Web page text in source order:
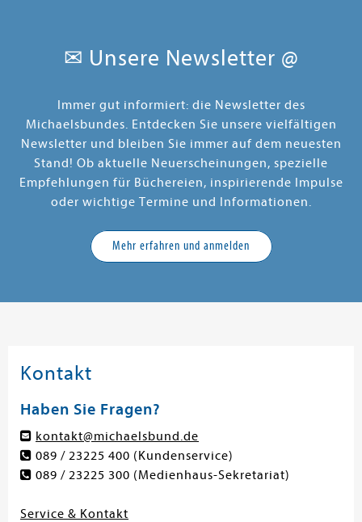
Mädchen und alle Geschlechter!
- mit 20 Bänden abgeschlossen
- Anime-Stream bei Wakanim und
Animax Plus
- Anime-DVD/Blu-ray von
Peppermint Anime
- Kinofilm ab Dezember 2020 in
Japan
- Live-Action-Serie von Amazon
geplant
✉ Unsere Newsletter @
Immer gut informiert: die Newsletter des
Michaelsbundes. Entdecken Sie unsere vielfältigen
Newsletter und bleiben Sie immer auf dem neuesten
Stand! Ob aktuelle Neuerscheinungen, spezielle
Empfehlungen für Büchereien, inspirierende Impulse
oder wichtige Termine und Informationen.
Mehr erfahren und anmelden
Kontakt
Haben Sie Fragen?
kontakt@michaelsbund.de
089 / 23225 400 (Kundenservice)
089 / 23225 300 (Medienhaus-Sekretariat)
Service & Kontakt